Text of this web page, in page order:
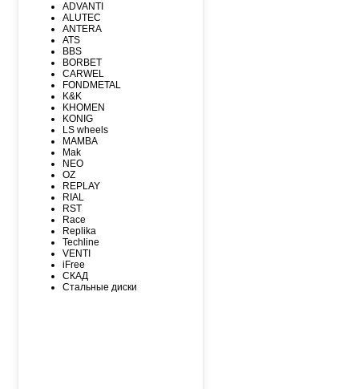
MARSHAL
MATADOR
MAXXIS
MICHELIN
MIRAGE
NEXEN
NITTO
NOKIAN
NOKIAN NORDMAN
Nordman Nordman
ONYX
PACE
PIRELLI
PIRELLI Formula
ROADCRUZA
ROADKING
ROADMARCH
ROADSTONE
ROTALLA
SAILUN
SATOYA
SONIX
SUNFULL
TIGAR
TORERO
TORQUE
ADVANTI
ALUTEC
ANTERA
ATS
BBS
BORBET
CARWEL
FONDMETAL
K&K
KHOMEN
KONIG
LS wheels
MAMBA
Mak
NEO
OZ
REPLAY
RIAL
RST
Race
Replika
Techline
VENTI
iFree
СКАД
Стальные диски